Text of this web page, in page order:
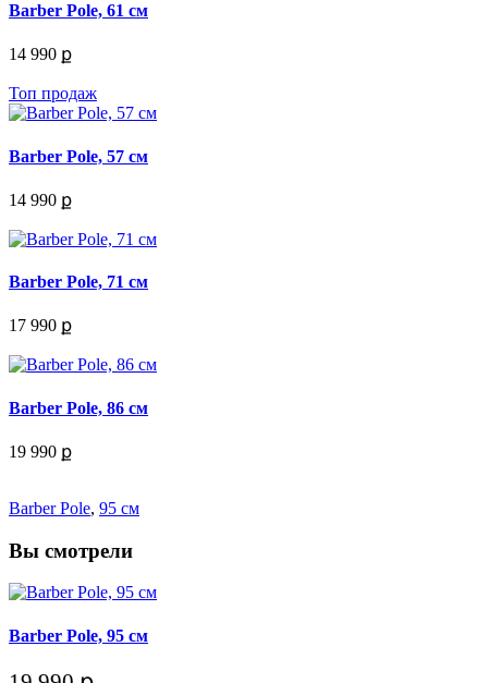
Barber Pole, 61 см
14 990 ք
Топ продаж
Barber Pole, 57 см
14 990 ք
Barber Pole, 71 см
17 990 ք
Barber Pole, 86 см
19 990 ք
Barber Pole, 95 см
Вы смотрели
Barber Pole, 95 см